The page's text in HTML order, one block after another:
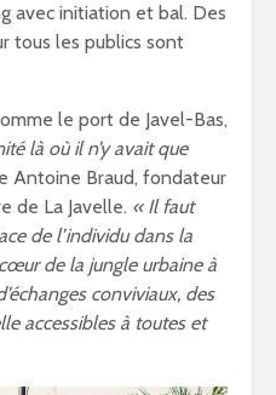
avec initiation et bal. Des
tous les publics sont
le port de Javel-Bas,
là où il n’y avait que
Antoine Braud, fondateur
de La Javelle. « Il faut
de l’individu dans la
de la jungle urbaine à
conviviaux, des
accessibles à toutes et